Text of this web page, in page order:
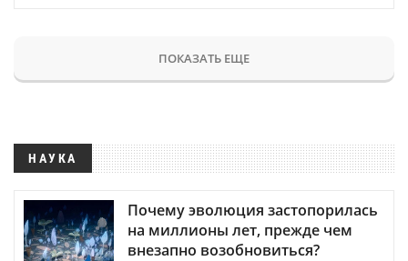
ПОКАЗАТЬ ЕЩЕ
НАУКА
Почему эволюция застопорилась
на миллионы лет, прежде чем
внезапно возобновиться?